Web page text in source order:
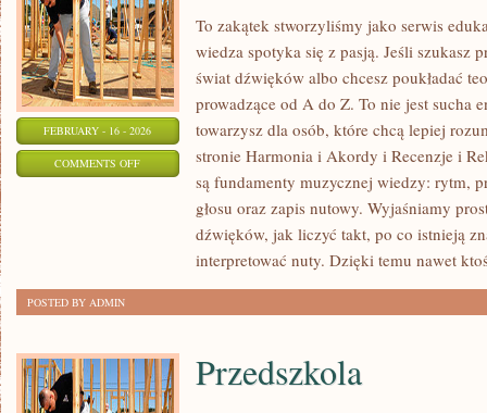
FEBRUARY - 16 - 2026
COMMENTS OFFON
To zakątek stworzyliśmy jako serwis
wiedza spotyka się z pasją. Jeśli szukasz
świat dźwięków albo chcesz poukładać
prowadzące od A do Z. To nie jest sucha
towarzysz dla osób, które chcą lepiej
stronie Harmonia i Akordy i Recenzje i
są fundamenty muzycznej wiedzy: rytm,
głosu oraz zapis nutowy. Wyjaśniamy
dźwięków, jak liczyć takt, po co istnieją
interpretować nuty. Dzięki temu nawet
POSTED BY ADMIN
Przedszkola